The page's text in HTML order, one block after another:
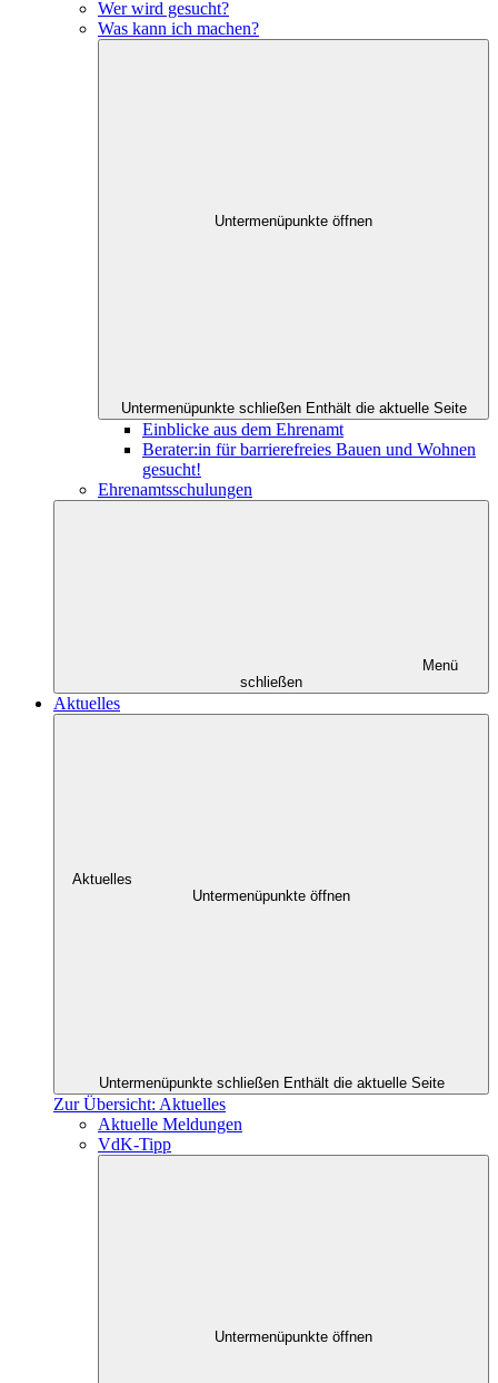
Wer wird gesucht?
Was kann ich machen?
Untermenüpunkte öffnen
Untermenüpunkte schließen Enthält die aktuelle Seite
Einblicke aus dem Ehrenamt
Berater:in für barrierefreies Bauen und Wohnen
gesucht!
Ehrenamtsschulungen
Menü
schließen
Aktuelles
Aktuelles
Untermenüpunkte öffnen
Untermenüpunkte schließen Enthält die aktuelle Seite
Zur Übersicht: Aktuelles
Aktuelle Meldungen
VdK-Tipp
Untermenüpunkte öffnen